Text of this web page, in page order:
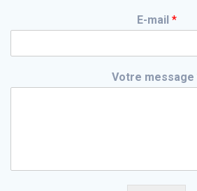
E-mail *
Votre message